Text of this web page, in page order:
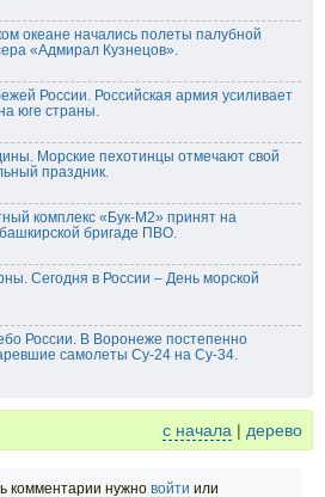
океане начались полеты палубной
«Адмирал Кузнецов».
России. Российская армия усиливает
юге страны.
Морские пехотинцы отмечают свой
праздник.
комплекс «Бук-М2» принят на
бригаде ПВО.
Сегодня в России – День морской
России. В Воронеже постепенно
самолеты Су-24 на Су-34.
с начала | дерево
комментарии нужно войти или